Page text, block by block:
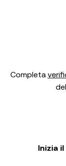
Completa
Inizia